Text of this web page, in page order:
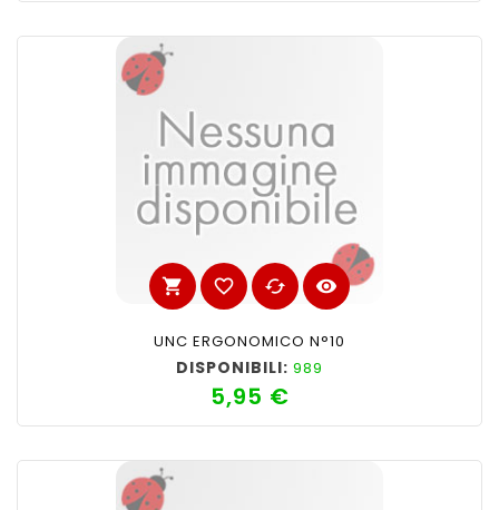
shopping_cart favorite_border cached visibility
UNC ERGONOMICO N°10
DISPONIBILI: 989
5,95 €Prezzo